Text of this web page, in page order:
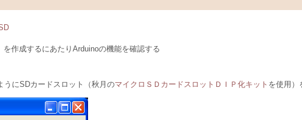
作成するにあたりArduinoの機能を確認する
うにSDカードスロット（秋月のマイクロＳＤカードスロットＤＩＰ化キット を使用）